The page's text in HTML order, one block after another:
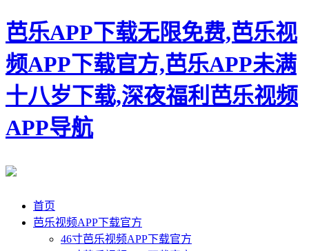
芭乐APP下载无限免费,芭乐视
频APP下载官方,芭乐APP未满
十八岁下载,深夜福利芭乐视频
APP导航
首页
芭乐视频APP下载官方
46寸芭乐视频APP下载官方